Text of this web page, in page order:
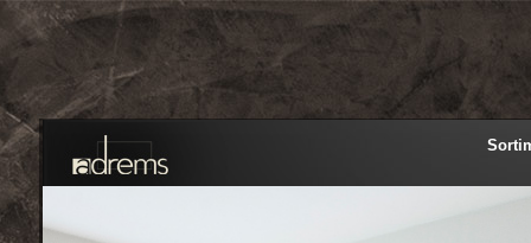
Adrems Rolety Markýzy
Praha